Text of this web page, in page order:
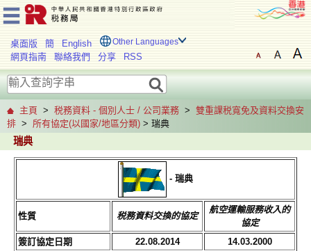
桌面版 簡 English Other Languages
網頁指南 聯絡我們 分享 RSS
主頁 > 税務資料 - 個別人士 / 公司業務 > 雙重課税寬免及資料交換安
排 > 所有協定(以國家/地區分類) > 瑞典
瑞典
- 瑞典
性質 税務資料交換的協定
航空運輸服務收入的
協定
簽訂協定日期
22.08.2014
14.03.2000